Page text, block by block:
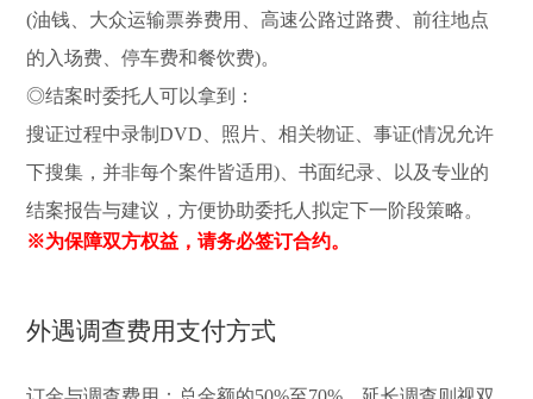
(油钱、大众运输票券费用、高速公路过路费、前往地点
的入场费、停车费和餐饮费)。
◎结案时委托人可以拿到：
搜证过程中录制DVD、照片、相关物证、事证(情况允许
下搜集，并非每个案件皆适用)、书面纪录、以及专业的
结案报告与建议，方便协助委托人拟定下一阶段策略。
※为保障双方权益，请务必签订合约。
外遇调查费用支付方式